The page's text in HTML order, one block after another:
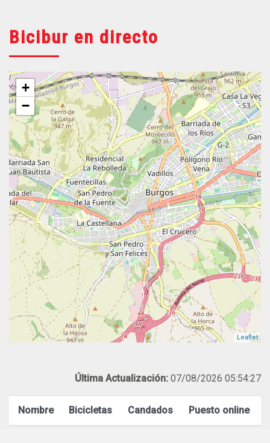
Bicibur en directo
+
−
Leaflet
Última Actualización: 07/08/2026 05:54:27
Nombre Bicicletas Candados Puesto online